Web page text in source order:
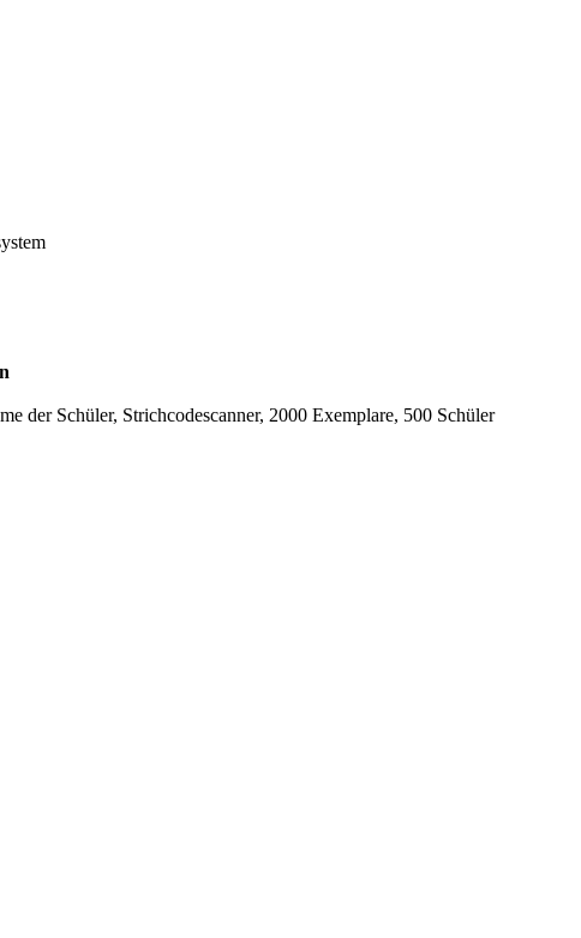
der Schüler, Strichcodescanner, 2000 Exemplare, 500 Schüler